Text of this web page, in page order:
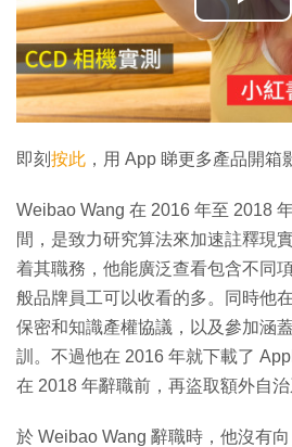
播
放
影
片
即刻 按此 ，用 App 睇更多產品開箱
Weibao Wang 在 2016 年至 2018
間，是致力研究算法來加速註釋現
着其職務，他能廣泛查看包含不同
般品牌員工可以收看的多。同時他
保密和知識產權協議，以及參加涵
訓。不過他在 2016 年就下載了
在 2018 年辭職前，再盜取額外自治
於 Weibao Wang 辭職時，他沒有